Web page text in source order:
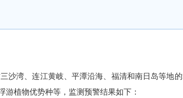
沙湾、连江黄岐、平潭沿海、福清和南日岛等地
游植物优势种等，监测预警结果如下：